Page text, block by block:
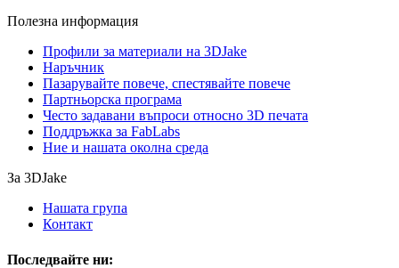
Полезна информация
Профили за материали на 3DJake
Наръчник
Пазарувайте повече, спестявайте повече
Партньорска програма
Често задавани въпроси относно 3D печата
Поддръжка за FabLabs
Ние и нашата околна среда
За 3DJake
Нашата група
Контакт
Последвайте ни: